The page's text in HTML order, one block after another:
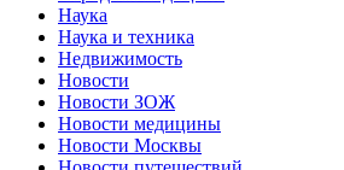
Наука
Наука и техника
Недвижимость
Новости
Новости ЗОЖ
Новости медицины
Новости Москвы